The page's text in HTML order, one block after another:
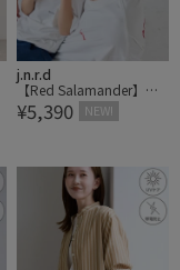
j.n.r.d
【Red Salamander】刺
繍バケットハット
¥5,390 NEW!